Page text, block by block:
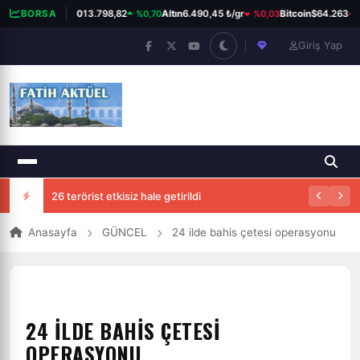
BORSABIST 10013.798,82 %0,70Altın6.490,45 ₺/gr %0,03Bitcoin$64.263
Giriş Yap
26 terörist etkisiz hale getirildi
Anasayfa GÜNCEL 24 ilde bahis çetesi operasyonu
24 ILDE BAHIS ÇETESI
OPERASYONU